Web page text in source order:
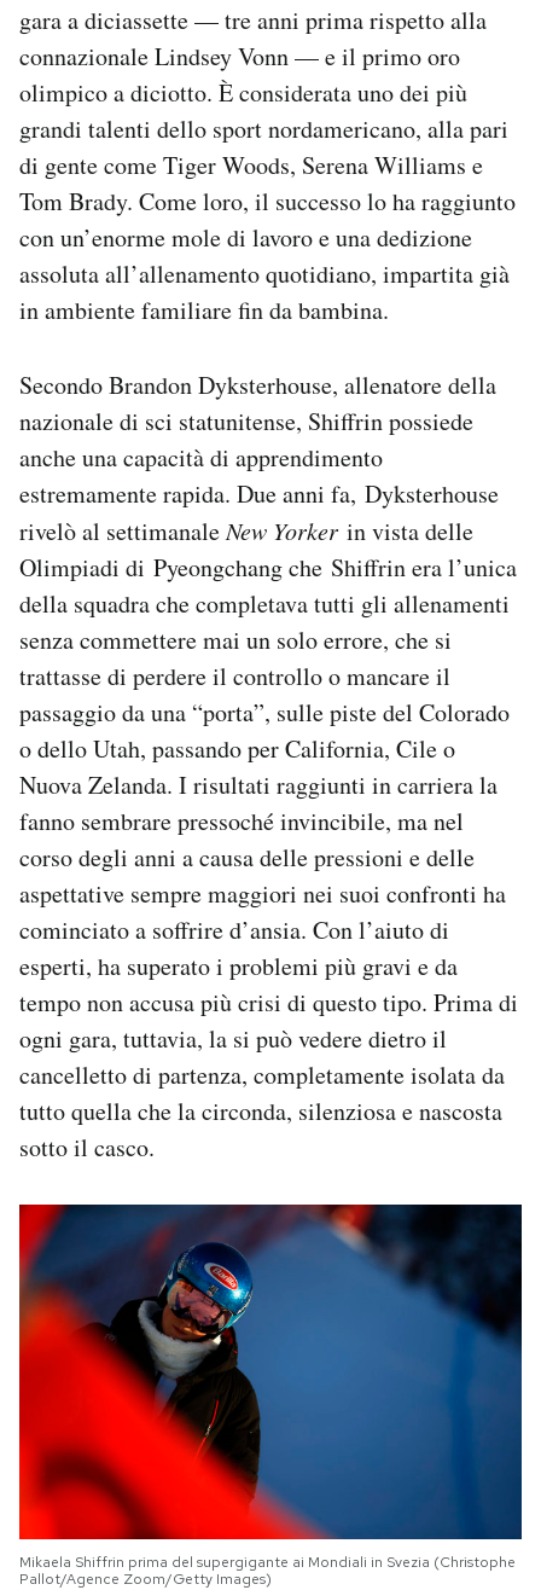
gara a diciassette — tre anni prima rispetto alla
connazionale Lindsey Vonn — e il primo oro
olimpico a diciotto. È considerata uno dei più
grandi talenti dello sport nordamericano, alla pari
di gente come Tiger Woods, Serena Williams e
Tom Brady. Come loro, il successo lo ha raggiunto
con un’enorme mole di lavoro e una dedizione
assoluta all’allenamento quotidiano, impartita già
in ambiente familiare fin da bambina.
Secondo Brandon Dyksterhouse, allenatore della
nazionale di sci statunitense, Shiffrin possiede
anche una capacità di apprendimento
estremamente rapida. Due anni fa, Dyksterhouse
rivelò al settimanaleNew Yorker in vista delle
Olimpiadi di Pyeongchang che Shiffrin era l’unica
della squadra che completava tutti gli allenamenti
senza commettere mai un solo errore, che si
trattasse di perdere il controllo o mancare il
passaggio da una “porta”, sulle piste del Colorado
o dello Utah, passando per California, Cile o
Nuova Zelanda. I risultati raggiunti in carriera la
fanno sembrare pressoché invincibile, ma nel
corso degli anni a causa delle pressioni e delle
aspettative sempre maggiori nei suoi confronti ha
cominciato a soffrire d’ansia. Con l’aiuto di
esperti, ha superato i problemi più gravi e da
tempo non accusa più crisi di questo tipo. Prima di
ogni gara, tuttavia, la si può vedere dietro il
cancelletto di partenza, completamente isolata da
tutto quella che la circonda, silenziosa e nascosta
sotto il casco.
Mikaela Shiffrin prima del supergigante ai Mondiali in Svezia (Christophe
Pallot/Agence Zoom/Getty Images)